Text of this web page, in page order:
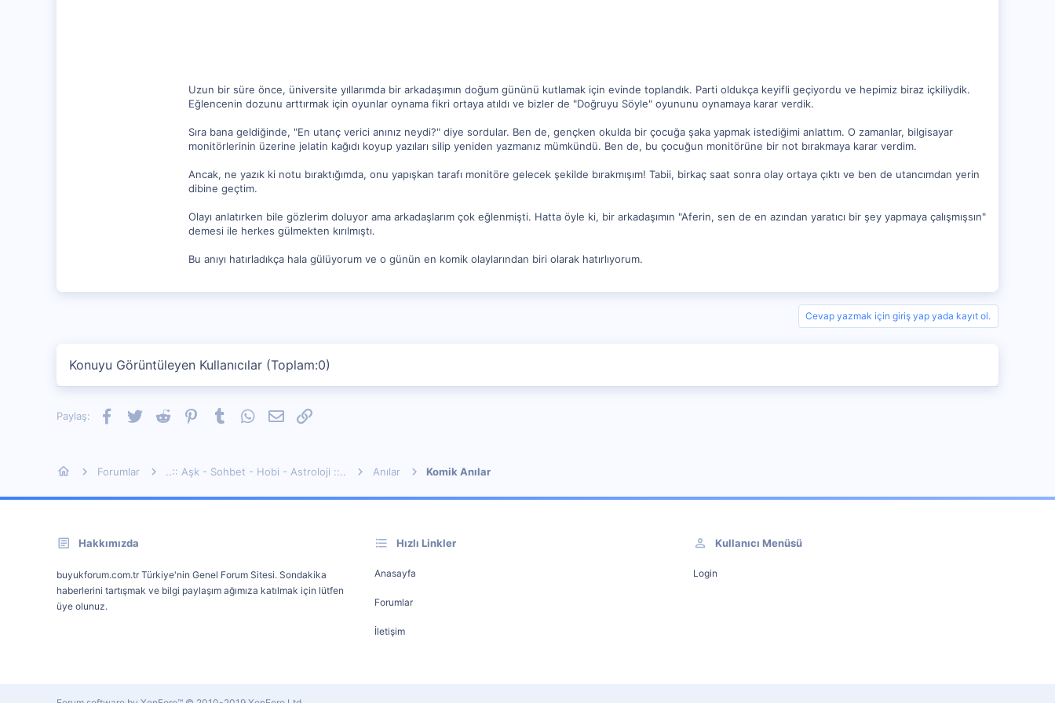
Uzun bir süre önce, üniversite yıllarımda bir arkadaşımın doğum gününü kutlamak için evinde toplandık. Parti oldukça keyifli geçiyordu ve hepimiz biraz içkiliydik.
Eğlencenin dozunu arttırmak için oyunlar oynama fikri ortaya atıldı ve bizler de "Doğruyu Söyle" oyununu oynamaya karar verdik.
Sıra bana geldiğinde, "En utanç verici anınız neydi?" diye sordular. Ben de, gençken okulda bir çocuğa şaka yapmak istediğimi anlattım. O zamanlar, bilgisayar
monitörlerinin üzerine jelatin kağıdı koyup yazıları silip yeniden yazmanız mümkündü. Ben de, bu çocuğun monitörüne bir not bırakmaya karar verdim.
Ancak, ne yazık ki notu bıraktığımda, onu yapışkan tarafı monitöre gelecek şekilde bırakmışım! Tabii, birkaç saat sonra olay ortaya çıktı ve ben de utancımdan yerin
dibine geçtim.
Olayı anlatırken bile gözlerim doluyor ama arkadaşlarım çok eğlenmişti. Hatta öyle ki, bir arkadaşımın "Aferin, sen de en azından yaratıcı bir şey yapmaya çalışmışsın"
demesi ile herkes gülmekten kırılmıştı.
Bu anıyı hatırladıkça hala gülüyorum ve o günün en komik olaylarından biri olarak hatırlıyorum.
Cevap yazmak için giriş yap yada kayıt ol.
Konuyu Görüntüleyen Kullanıcılar (Toplam:0)
Paylaş: Facebook
TwitterReddit PinterestTumblrWhatsApp
E-postaLink
Forumlar ..:: Aşk - Sohbet - Hobi - Astroloji ::.. Anılar Komik Anılar
Hakkımızda
buyukforum.com.tr Türkiye'nin Genel Forum Sitesi. Sondakika
haberlerini tartışmak ve bilgi paylaşım ağımıza katılmak için lütfen
üye olunuz.
Hızlı Linkler
Anasayfa
Forumlar
İletişim
Kullanıcı Menüsü
Login